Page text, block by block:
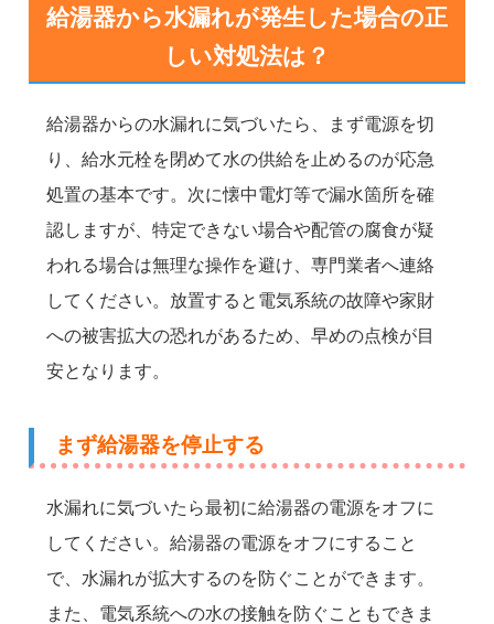
給湯器から水漏れが発生した場合の正
しい対処法は？
給湯器からの水漏れに気づいたら、まず電源を切
り、給水元栓を閉めて水の供給を止めるのが応急
処置の基本です。次に懐中電灯等で漏水箇所を確
認しますが、特定できない場合や配管の腐食が疑
われる場合は無理な操作を避け、専門業者へ連絡
してください。放置すると電気系統の故障や家財
への被害拡大の恐れがあるため、早めの点検が目
安となります。
まず給湯器を停止する
水漏れに気づいたら最初に給湯器の電源をオフに
してください。給湯器の電源をオフにすること
で、水漏れが拡大するのを防ぐことができます。
また、電気系統への水の接触を防ぐこともできま